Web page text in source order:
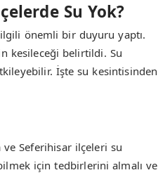
Su Yok?
önemli bir duyuru yaptı.
kesileceği belirtildi. Su
İşte su kesintisinden
ve Seferihisar ilçeleri su
için tedbirlerini almalı ve